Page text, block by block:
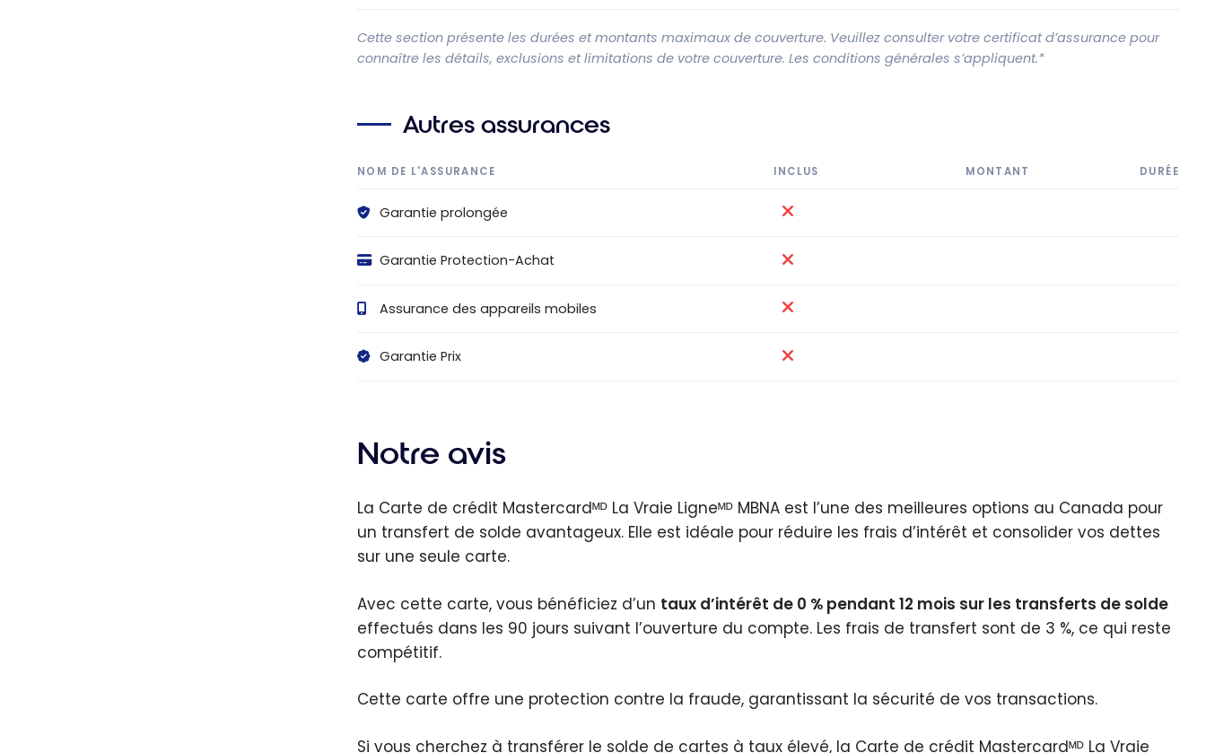
Cette section présente les durées et montants maximaux de couverture. Veuillez consulter votre certificat d’assurance pour
connaître les détails, exclusions et limitations de votre couverture. Les conditions générales s’appliquent.*
Autres assurances
NOM DE L'ASSURANCE INCLUS MONTANT DURÉE
Garantie prolongée
Garantie Protection-Achat
Assurance des appareils mobiles
Garantie Prix
Notre avis
La Carte de crédit Mastercardᴹᴰ La Vraie Ligneᴹᴰ MBNA est l’une des meilleures options au Canada pour
un transfert de solde avantageux. Elle est idéale pour réduire les frais d’intérêt et consolider vos dettes
sur une seule carte.
Avec cette carte, vous bénéficiez d’un taux d’intérêt de 0 % pendant 12 mois sur les transferts de solde
effectués dans les 90 jours suivant l’ouverture du compte. Les frais de transfert sont de 3 %, ce qui reste
compétitif.
Cette carte offre une protection contre la fraude, garantissant la sécurité de vos transactions.
Si vous cherchez à transférer le solde de cartes à taux élevé, la Carte de crédit Mastercardᴹᴰ La Vraie